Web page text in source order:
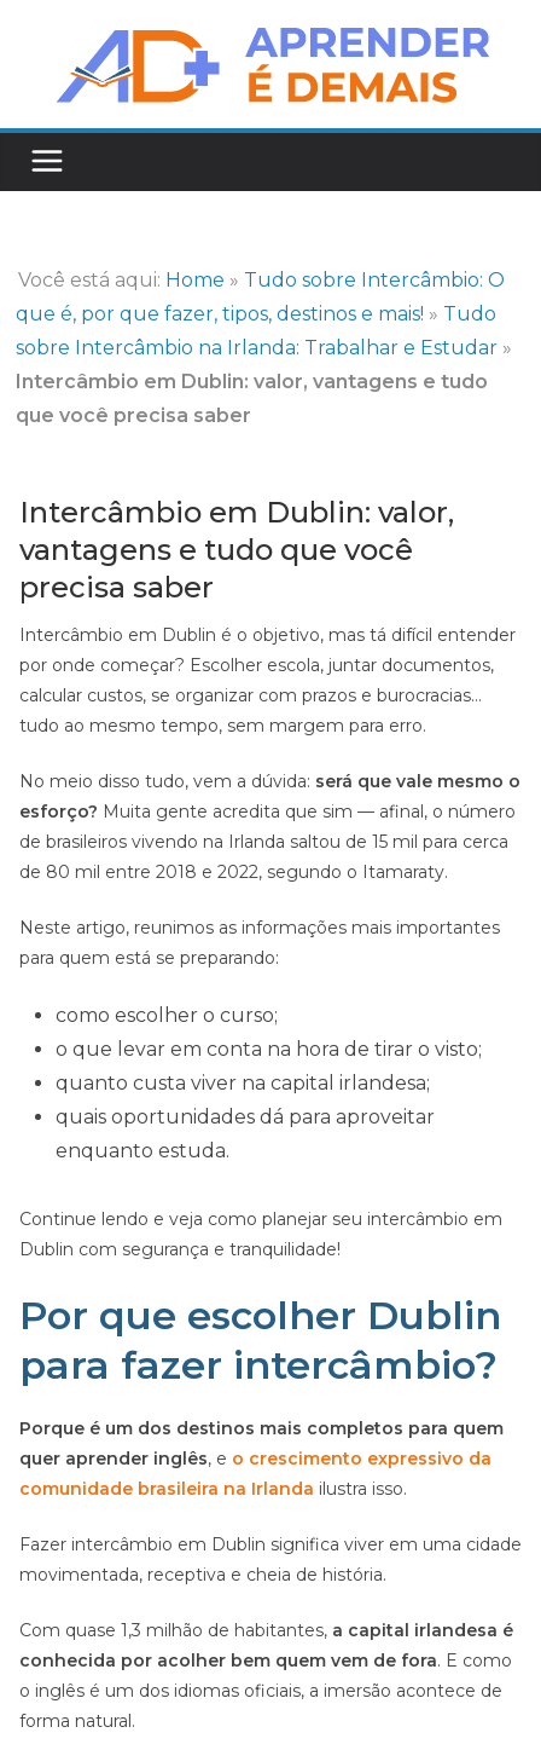
Você está aqui: Home » Tudo sobre Intercâmbio: O
que é, por que fazer, tipos, destinos e mais! » Tudo
sobre Intercâmbio na Irlanda: Trabalhar e Estudar »
Intercâmbio em Dublin: valor, vantagens e tudo
que você precisa saber
Intercâmbio em Dublin: valor,
vantagens e tudo que você
precisa saber
Intercâmbio em Dublin é o objetivo, mas tá difícil entender
por onde começar? Escolher escola, juntar documentos,
calcular custos, se organizar com prazos e burocracias…
tudo ao mesmo tempo, sem margem para erro.
No meio disso tudo, vem a dúvida: será que vale mesmo o
esforço? Muita gente acredita que sim — afinal, o número
de brasileiros vivendo na Irlanda saltou de 15 mil para cerca
de 80 mil entre 2018 e 2022, segundo o Itamaraty.
Neste artigo, reunimos as informações mais importantes
para quem está se preparando:
como escolher o curso;
o que levar em conta na hora de tirar o visto;
quanto custa viver na capital irlandesa;
quais oportunidades dá para aproveitar
enquanto estuda.
Continue lendo e veja como planejar seu intercâmbio em
Dublin com segurança e tranquilidade!
Por que escolher Dublin
para fazer intercâmbio?
Porque é um dos destinos mais completos para quem
quer aprender inglês, e o crescimento expressivo da
comunidade brasileira na Irlanda ilustra isso.
Fazer intercâmbio em Dublin significa viver em uma cidade
movimentada, receptiva e cheia de história.
Com quase 1,3 milhão de habitantes, a capital irlandesa é
conhecida por acolher bem quem vem de fora. E como
o inglês é um dos idiomas oficiais, a imersão acontece de
forma natural.